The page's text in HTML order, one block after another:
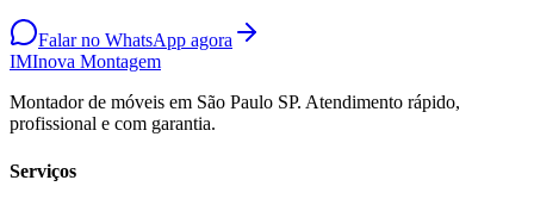
Falar no WhatsApp agora
IMInova Montagem
Montador de móveis em São Paulo SP. Atendimento rápido,
profissional e com garantia.
Serviços